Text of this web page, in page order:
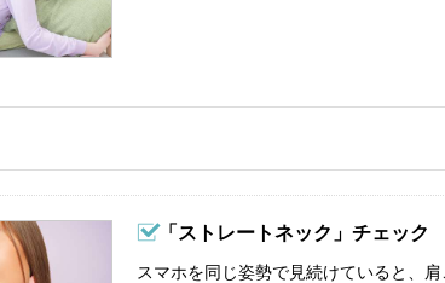
「ストレートネック」チェック
スマホを同じ姿勢で見続けていると、